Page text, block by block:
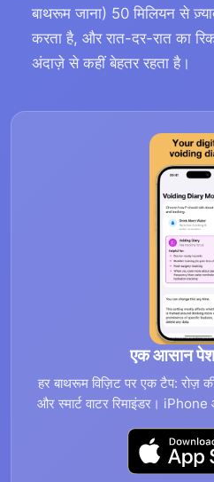
बाथरूम जाना) 50 मिलियन से
करता है, और रात-दर-रात का
अंदाज़े से कहीं बेहतर रहता है।
एक आसान
हर बाथरूम विज़िट पर एक टैप: रोज़
और स्मार्ट वाटर रिमाइंडर।